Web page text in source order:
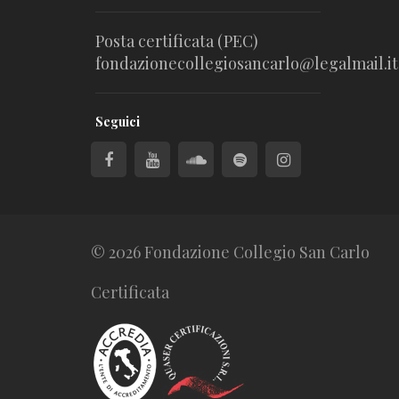
Posta certificata (PEC)
fondazionecollegiosancarlo@legalmail.it
Seguici
© 2026 Fondazione Collegio San Carlo
Certificata